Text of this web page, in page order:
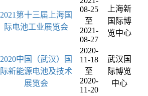
2021第十三届上海国
际电池工业展览会
08-25
至
2021-
08-27
上海新
国际博
览中心
2020中国（武汉）国
际新能源电池及技术
展览会
2020-
11-18
至
2020-
11-20
武汉国
际博览
中心